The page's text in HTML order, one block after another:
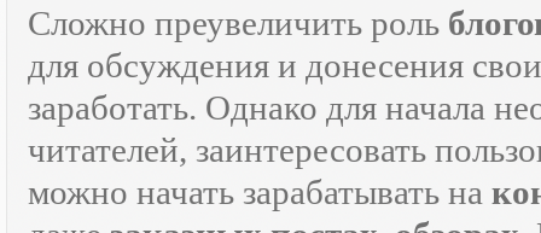
Сложно преувеличить роль
для обсуждения и донесения
заработать. Однако для начала
читателей, заинтересовать
можно начать зарабатывать на